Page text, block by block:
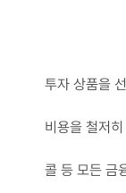
투자 상품을
비용을 철저
콜 등 모든 금